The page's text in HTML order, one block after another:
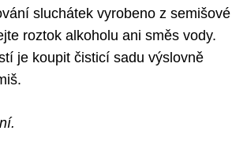
sluchátek vyrobeno z semišové
roztok alkoholu ani směs vody.
je koupit čisticí sadu výslovně